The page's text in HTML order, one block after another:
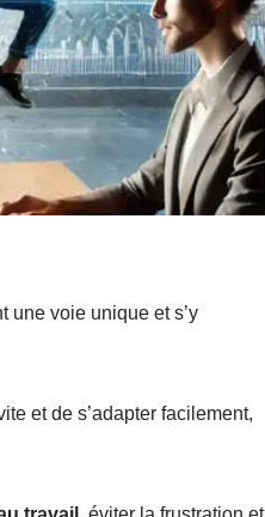
une voie unique et s’y
et de s’adapter facilement,